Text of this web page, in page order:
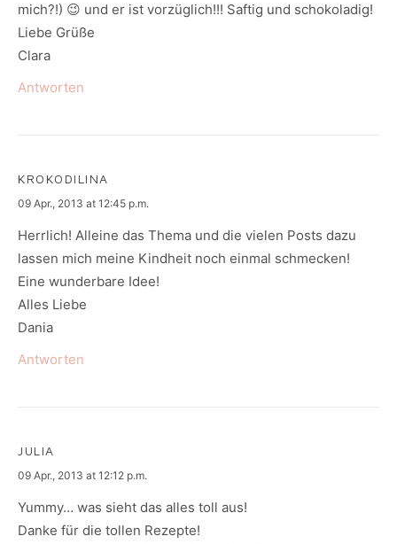
mich?!) 😉 und er ist vorzüglich!!! Saftig und schokoladig!
Liebe Grüße
Clara
Antworten
KROKODILINA
says:
09 Apr., 2013 at 12:45 p.m.
Herrlich! Alleine das Thema und die vielen Posts dazu
lassen mich meine Kindheit noch einmal schmecken!
Eine wunderbare Idee!
Alles Liebe
Dania
Antworten
JULIA
says:
09 Apr., 2013 at 12:12 p.m.
Yummy… was sieht das alles toll aus!
Danke für die tollen Rezepte!